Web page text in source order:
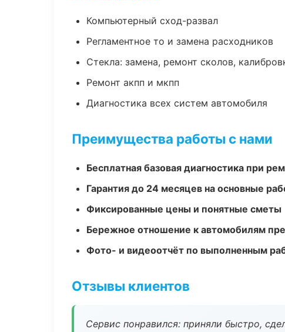
Компьютерный сход-развал
Регламентное то и замена расходников
Стекла: замена, ремонт сколов,
Ремонт акпп и мкпп
Диагностика всех систем автомобиля
Преимущества работы с нами
Бесплатная базовая диагностика при
Гарантия до 24 месяцев на основные
Фиксированные цены и понятные сметы
Бережное отношение к автомобилям
Фото- и видеоотчёт по выполненным
Отзывы клиентов
Сервис понравился: приняли быстро,